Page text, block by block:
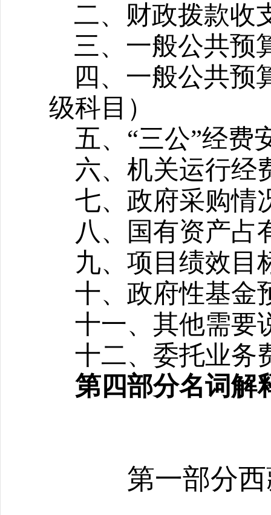
二、财政拨款收
三、一般公共预
四、一般公共预
级科目）
五、“三公”经费
六、机关运行经
七、政府采购情
八、国有资产占
九、项目绩效目
十、 政府性基金
十一、其他需要
十二、委托业务
第四部分名词解
第一部分